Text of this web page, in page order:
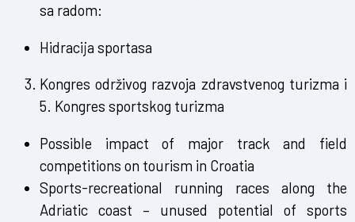
sa radom:
Hidracija sportasa
Kongres održivog razvoja zdravstvenog turizma i
5. Kongres sportskog turizma
Possible impact of major track and field
competitions on tourism in Croatia
Sports-recreational running races along the
Adriatic coast – unused potential of sports